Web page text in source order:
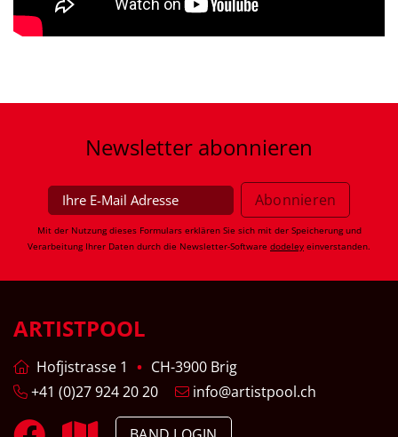
Newsletter abonnieren
Mit der Nutzung dieses Formulars erklären Sie sich mit der Speicherung und
Verarbeitung Ihrer Daten durch die Newsletter-Software dodeley einverstanden.
ARTISTPOOL
Hofjistrasse 1
CH-3900 Brig
+41 (0)27 924 20 20
info@artistpool.ch